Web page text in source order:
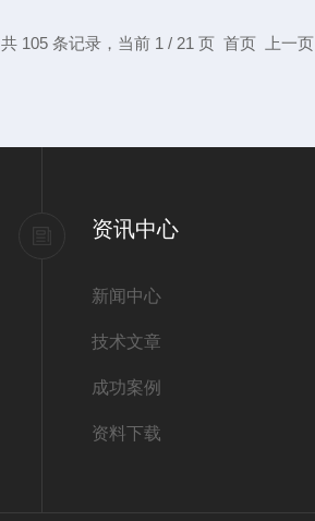
共 105 条记录，当前 1 / 21 页 首页 上一页
资讯中心
新闻中心
技术文章
成功案例
资料下载